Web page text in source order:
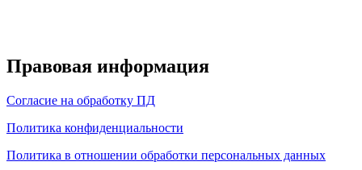
Правовая информация
Согласие на обработку ПД
Политика конфиденциальности
Политика в отношении обработки персональных данных